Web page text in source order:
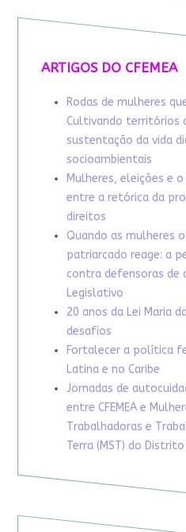
ARTIGOS DO CFEMEA
Rodas de mulheres
Cultivando territórios
sustentação da vida
socioambientais
Mulheres, eleições e
entre a retórica da
direitos
Quando as mulheres
patriarcado reage: a
contra defensoras de
Legislativo
20 anos da Lei Maria
desafios
Fortalecer a política
Latina e no Caribe
Jornadas de
entre CFEMEA e
Trabalhadoras e
Terra (MST) do